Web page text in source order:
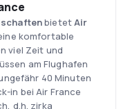
bietetAir
komfortable
viel Zeit und
am Flughafen
40 Minuten
in bei Air France
d.h. zirka